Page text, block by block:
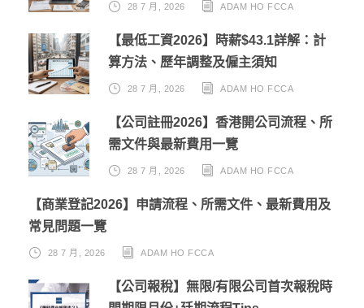
28 7 月, 2026 ADAM HO FCCA
【最低工資2026】時薪$43.1詳解：計
算方法、歷年調整及僱主須知
28 7 月, 2026 ADAM HO FCCA
【公司註冊2026】香港開公司流程、所
需文件與最新費用一覽
28 7 月, 2026 ADAM HO FCCA
【商業登記2026】申請流程、所需文件、最新費用及
常見問題一覽
28 7 月, 2026 ADAM HO FCCA
【公司報稅】無限/有限公司首次報稅時